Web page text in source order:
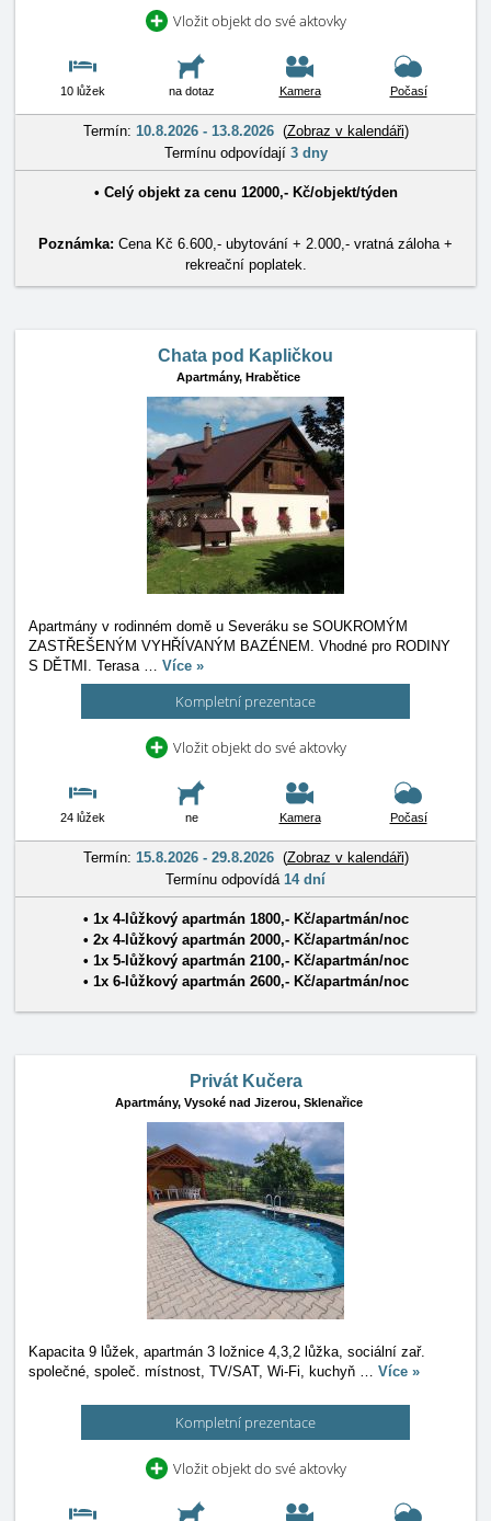
Vložit objekt do své aktovky
10 lůžek na dotaz Kamera Počasí
Termín: 10.8.2026 - 13.8.2026 (Zobraz v kalendáři)
Termínu odpovídají 3 dny
• Celý objektza cenu 12000,- Kč/objekt/týden
Poznámka: Cena Kč 6.600,- ubytování + 2.000,- vratná záloha +
rekreační poplatek.
Chata pod Kapličkou
Apartmány, Hrabětice
Apartmány v rodinném domě u Severáku se SOUKROMÝM
ZASTŘEŠENÝM VYHŘÍVANÝM BAZÉNEM. Vhodné pro RODINY
S DĚTMI. Terasa … Více »
Kompletní prezentace
Vložit objekt do své aktovky
24 lůžek ne Kamera Počasí
Termín: 15.8.2026 - 29.8.2026 (Zobraz v kalendáři)
Termínu odpovídá 14 dní
• 1x 4-lůžkový apartmán 1800,- Kč/apartmán/noc
• 2x 4-lůžkový apartmán 2000,- Kč/apartmán/noc
• 1x 5-lůžkový apartmán 2100,- Kč/apartmán/noc
• 1x 6-lůžkový apartmán 2600,- Kč/apartmán/noc
Privát Kučera
Apartmány, Vysoké nad Jizerou, Sklenařice
Kapacita 9 lůžek, apartmán 3 ložnice 4,3,2 lůžka, sociální zař.
společné, společ. místnost, TV/SAT, Wi-Fi, kuchyň … Více »
Kompletní prezentace
Vložit objekt do své aktovky